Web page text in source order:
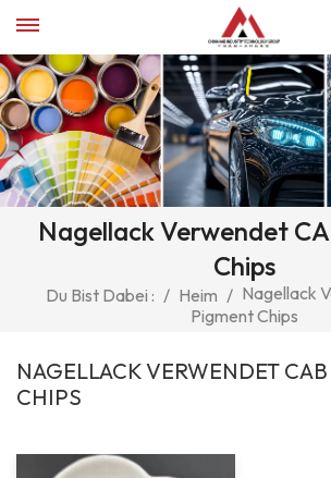
Nagellack Verwendet
Chips
Du Bist Dabei : / Heim / Nagellack
Pigment Chips
NAGELLACK VERWENDET
CHIPS